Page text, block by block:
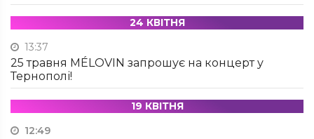
24 КВІТНЯ
13:37
25 травня MÉLOVIN запрошує на концерт у
Тернополі!
19 КВІТНЯ
12:49